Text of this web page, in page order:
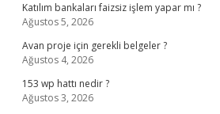
Katılım bankaları faizsiz işlem yapar mı ?
Ağustos 5, 2026
Avan proje için gerekli belgeler ?
Ağustos 4, 2026
153 wp hattı nedir ?
Ağustos 3, 2026